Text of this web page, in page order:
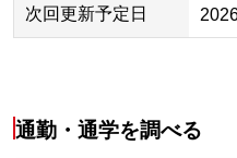
次回更新予定日
通勤・通学を調べる